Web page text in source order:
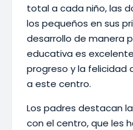
total a cada niño, las
los pequeños en sus
desarrollo de manera
educativa es
progreso y la felicidad
a este centro.
Los padres destacan
con el centro, que les